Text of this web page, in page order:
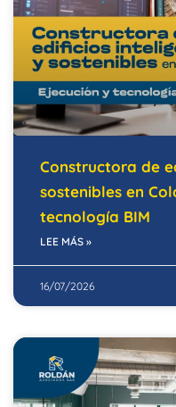
Constructora de
sostenibles en
tecnología BIM
LEE MÁS »
16/07/2026